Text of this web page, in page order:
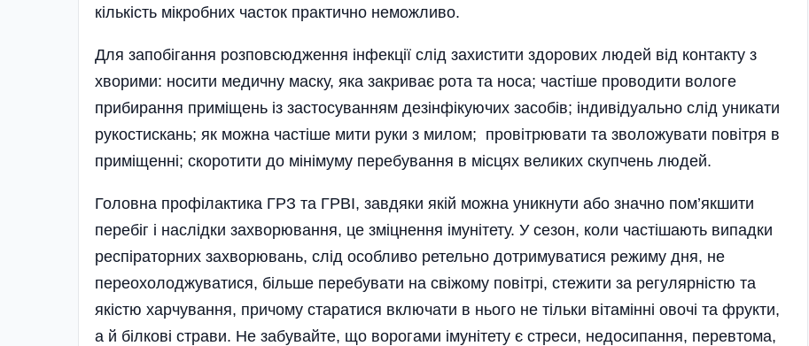
кількість мікробних часток практично неможливо.
Для запобігання розповсюдже­ння інфекції слід захистити здорових людей від контакту з
хворими: носити медичну маску, яка закриває рота та носа; частіше проводити вологе
прибирання приміщень із застосуванням дезінфі­­куючих засобів; індивідуально слід уникати
рукостискань; як можна частіше мити руки з милом; провітрювати та зволожувати повітря в
приміщенні; скоротити до мінімуму перебування в місцях великих скупчень людей.
Головна профілактика ГРЗ та ГРВІ, завдяки якій можна уникнути або значно пом’якшити
перебіг і наслідки захворювання, це зміцнення імунітету. У сезон, коли частішають випадки
респіраторних захворювань, слід особливо ретельно дотримуватися режиму дня, не
переохолоджуватися, більше перебувати на свіжому повітрі, стежити за регулярністю та
якістю харчування, причому старатися включати в нього не тільки вітамінні овочі та фрукти,
а й білкові страви. Не забувайте, що ворогами імунітету є стреси, недосипання, перевтома,